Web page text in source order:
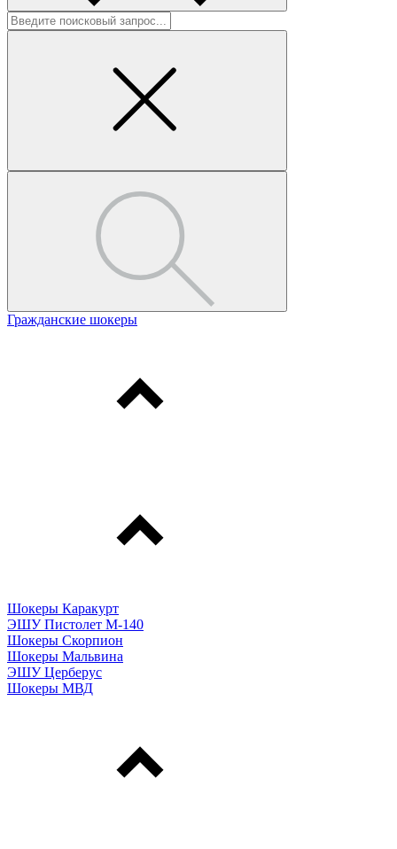
Гражданские шокеры
Шокеры Каракурт
ЭШУ Пистолет М-140
Шокеры Скорпион
Шокеры Мальвина
ЭШУ Церберус
Шокеры МВД